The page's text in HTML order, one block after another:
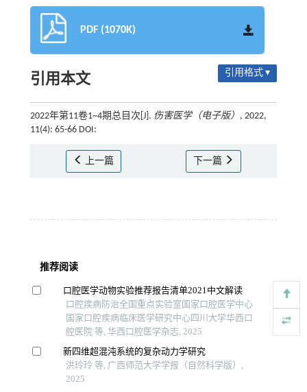
PDF (1070K)
引用本文 引用格式 ▾
2022年第11卷1~4期总目次[J]. 伤害医学（电子版） , 2022,
11(4): 65-66 DOI:
上一篇 下一篇